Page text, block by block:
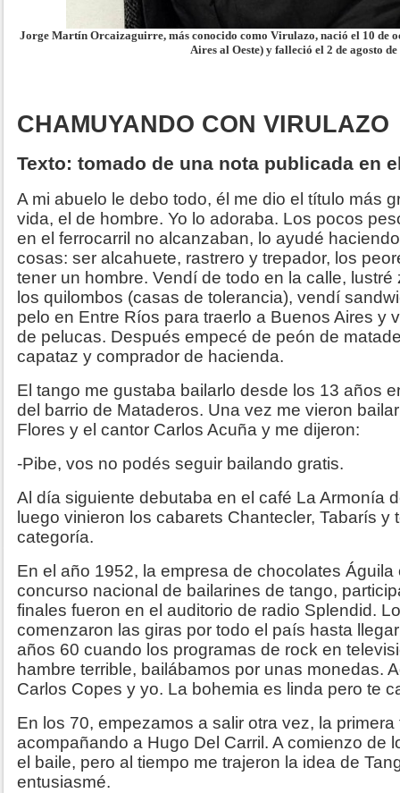
Jorge Martín Orcaizaguirre, más conocido como Virulazo, nació el 10 de
Aires al Oeste) y falleció el 2 de agosto de
CHAMUYANDO CON VIRULAZO
Texto: tomado de una nota publicada en
A mi abuelo le debo todo, él me dio el título más
vida, el de hombre. Yo lo adoraba. Los pocos
en el ferrocarril no alcanzaban, lo ayudé
cosas: ser alcahuete, rastrero y trepador, los
tener un hombre. Vendí de todo en la calle,
los quilombos (casas de tolerancia), vendí
pelo en Entre Ríos para traerlo a Buenos Aires y
de pelucas. Después empecé de peón de
capataz y comprador de hacienda.
El tango me gustaba bailarlo desde los 13 años
del barrio de Mataderos. Una vez me vieron
Flores y el cantor Carlos Acuña y me dijeron:
-Pibe, vos no podés seguir bailando gratis.
Al día siguiente debutaba en el café La Armonía
luego vinieron los cabarets Chantecler, Tabarís y
categoría.
En el año 1952, la empresa de chocolates
concurso nacional de bailarines de tango,
finales fueron en el auditorio de radio Splendid.
comenzaron las giras por todo el país hasta
años 60 cuando los programas de rock en
hambre terrible, bailábamos por unas monedas.
Carlos Copes y yo. La bohemia es linda pero te
En los 70, empezamos a salir otra vez, la primera
acompañando a Hugo Del Carril. A comienzo de
el baile, pero al tiempo me trajeron la idea de
entusiasmé.